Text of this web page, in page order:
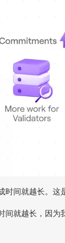
时间就越长。
间就越长，因